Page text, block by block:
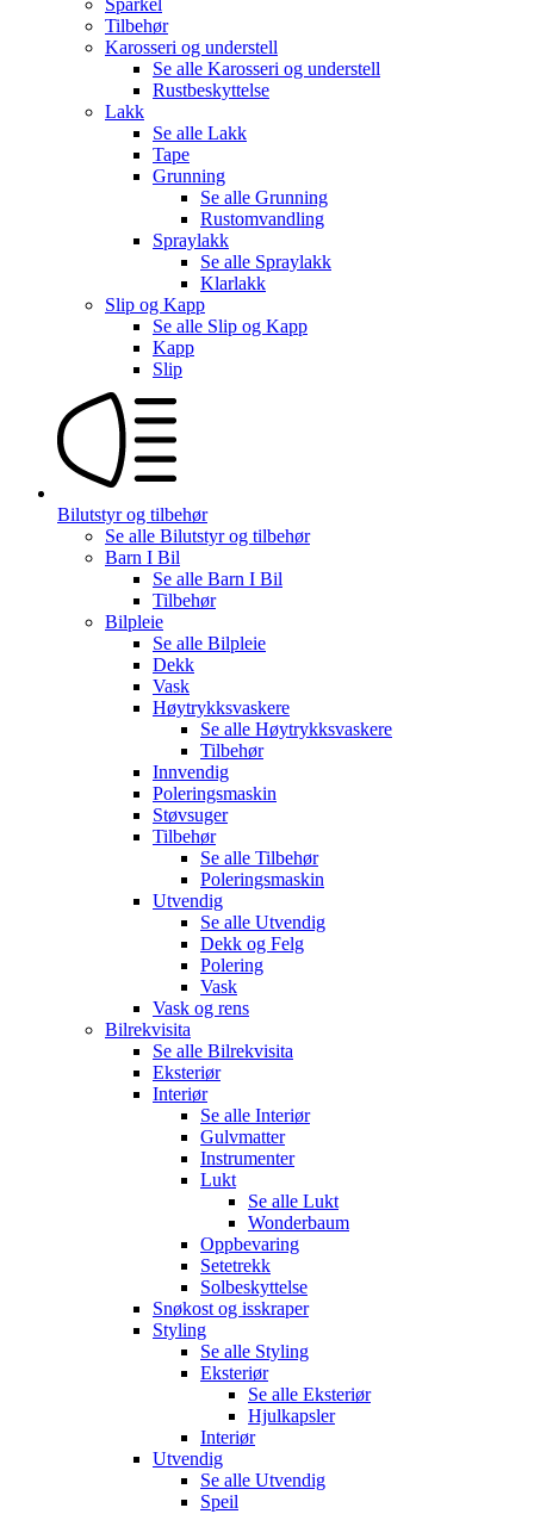
Tilbehør
Karosseri og understell
Se alle Karosseri og understell
Rustbeskyttelse
Lakk
Se alle Lakk
Tape
Grunning
Se alle Grunning
Rustomvandling
Spraylakk
Se alle Spraylakk
Klarlakk
Slip og Kapp
Se alle Slip og Kapp
Kapp
Slip
Bilutstyr og tilbehør
Se alle Bilutstyr og tilbehør
Barn I Bil
Se alle Barn I Bil
Tilbehør
Bilpleie
Se alle Bilpleie
Dekk
Vask
Høytrykksvaskere
Se alle Høytrykksvaskere
Tilbehør
Innvendig
Poleringsmaskin
Støvsuger
Tilbehør
Se alle Tilbehør
Poleringsmaskin
Utvendig
Se alle Utvendig
Dekk og Felg
Polering
Vask
Vask og rens
Bilrekvisita
Se alle Bilrekvisita
Eksteriør
Interiør
Se alle Interiør
Gulvmatter
Instrumenter
Lukt
Se alle Lukt
Wonderbaum
Oppbevaring
Setetrekk
Solbeskyttelse
Snøkost og isskraper
Styling
Se alle Styling
Eksteriør
Se alle Eksteriør
Hjulkapsler
Interiør
Utvendig
Se alle Utvendig
Speil